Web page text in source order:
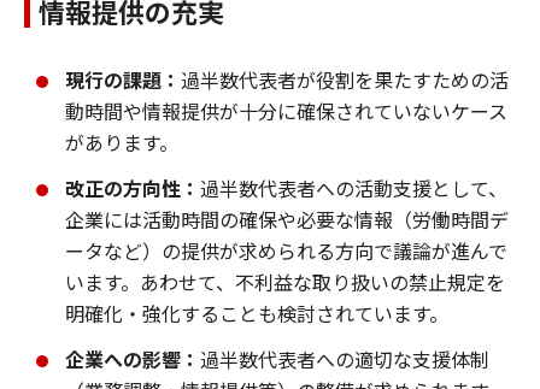
情報提供の充実
現行の課題： 過半数代表者が役割を果たすための活
動時間や情報提供が十分に確保されていないケース
があります。
改正の方向性： 過半数代表者への活動支援として、
企業には活動時間の確保や必要な情報（労働時間デ
ータなど）の提供が求められる方向で議論が進んで
います。あわせて、不利益な取り扱いの禁止規定を
明確化・強化することも検討されています。
企業への影響： 過半数代表者への適切な支援体制